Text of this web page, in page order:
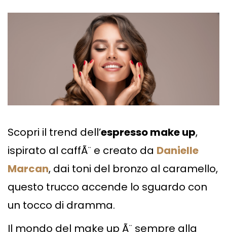
Scopri il trend dell’espresso make up,
ispirato al caffÃ¨ e creato da Danielle
Marcan, dai toni del bronzo al caramello,
questo trucco accende lo sguardo con
un tocco di dramma.
Il mondo del make up Ã¨ sempre alla